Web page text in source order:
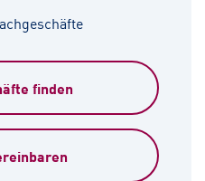
finden